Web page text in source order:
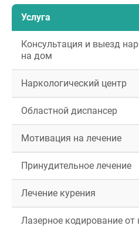
Услуга
Консультация и выезд
на дом
Наркологический центр
Областной диспансер
Мотивация на лечение
Принудительное лечение
Лечение курения
Лазерное кодирование от